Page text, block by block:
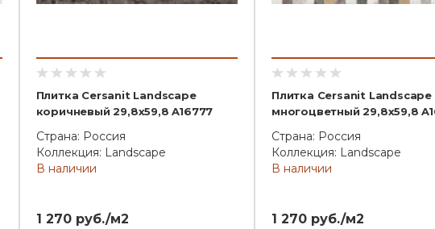
Плитка Cersanit Landscape
коричневый 29,8x59,8 A16777
Страна: Россия
Коллекция: Landscape
В наличии
1 270 руб./м2
Плитка Cersanit Landscape
многоцветный 29,8x59,8
Страна: Россия
Коллекция: Landscape
В наличии
1 270 руб./м2